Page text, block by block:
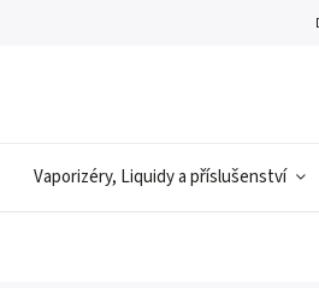
Vaporizéry, Liquidy a příslušenství